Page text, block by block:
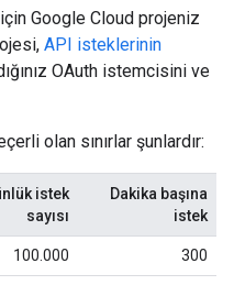
Google Cloud projeniz
API isteklerinin
OAuth istemcisini ve
olan sınırlar şunlardır:
istek
sayısı
Dakika başına
istek
100.000 300